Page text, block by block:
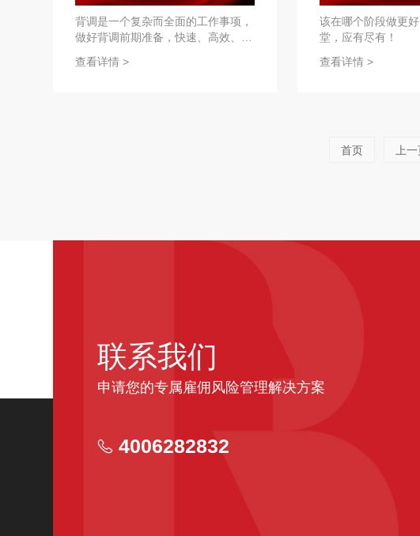
背调是一个复杂而全面的工作事项，
做好背调前期准备，快速、高效、精
查看详情 >
该在哪个阶段做更
堂，应有尽有！
查看详情 >
首页 上
联系我们
申请您的专属雇佣风险管理解决方案
4006282832